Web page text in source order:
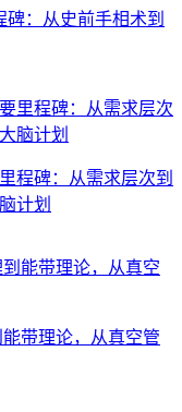
：从史前手相术到
程碑：从需求层次到
计划
带理论，从真空管